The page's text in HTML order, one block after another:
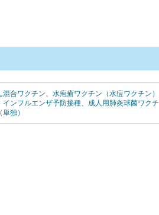
混合ワクチン、 水疱瘡ワクチン（水痘ワクチン）
インフルエンザ予防接種、 成人用肺炎球菌ワクチ
独）